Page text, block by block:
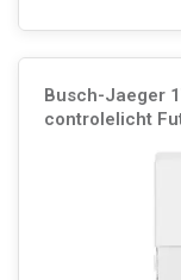
Busch-Jaeger
controlelicht